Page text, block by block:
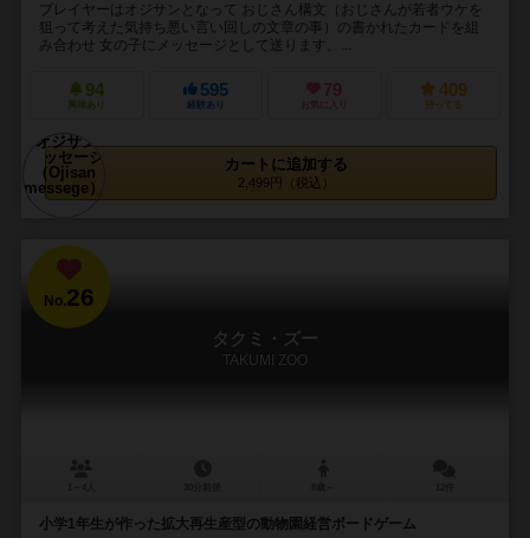
プレイヤーはオジサンとなって おじさん構文（おじさんが若者ウケを
狙って考えた気持ち悪い言い回しの文章の事）の書かれたカードを組
み合わせ 女の子にメッセージとして送ります。...
94
興味あり
595
経験あり
79
お気に入り
409
持ってる
カートに追加する
2,499円（税込）
No.26
タクミ・ズー
TAKUMI ZOO
小学1年生が作った拡大再生産型の動物園経営ボードゲーム